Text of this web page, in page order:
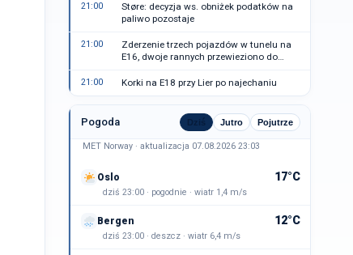
21:00
Støre: decyzja ws. obniżek podatków na
paliwo pozostaje
21:00
Zderzenie trzech pojazdów w tunelu na
E16, dwoje rannych przewieziono do
21:00 Korki na E18 przy Lier po najechaniu
Pogoda Dziś Jutro Pojutrze
MET Norway · aktualizacja 07.08.2026 23:03
Oslo 17°C
dziś 23:00 · pogodnie · wiatr 1,4 m/s
Bergen 12°C
dziś 23:00 · deszcz · wiatr 6,4 m/s